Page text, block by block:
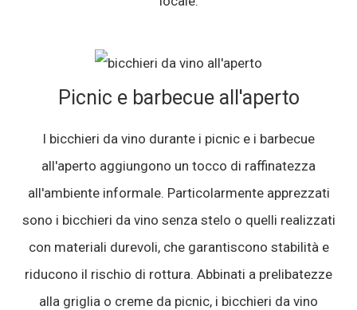
Picnic e barbecue all'aperto
I bicchieri da vino durante i picnic e i barbecue
all'aperto aggiungono un tocco di raffinatezza
all'ambiente informale. Particolarmente apprezzati
sono i bicchieri da vino senza stelo o quelli realizzati
con materiali durevoli, che garantiscono stabilità e
riducono il rischio di rottura. Abbinati a prelibatezze
alla griglia o creme da picnic, i bicchieri da vino